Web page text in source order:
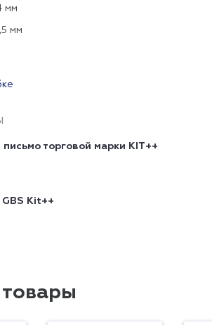
мм
мм
письмо торговой марки KIT++
Kit++